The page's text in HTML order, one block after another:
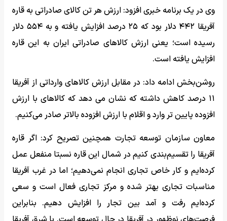
وی در یک برنامه خبری افزود: ارزش هر تن کالای صادراتی به قاره
آفریقا ۴۴۲ دلار بود که ۲۵ درصد افزایش یافته و به ۵۵۴ دلار
رسیده است؛ یعنی ارزش کالاهای صادراتی ایران به این قاره
افزایش یافته است.
روشن‌بخش ادامه داد: در مقابل ارزش کالاهای وارداتی از آفریقا
۱۱ درصد کاهش داشته که نشان می دهد که کالاهای با ارزش
افزوده پایین تر وارد و اقلام با ارزش افزوده بالاتر صادر می‌کنیم.
معاون سازمان توسعه تجارت همچنین تصریح کرد: اگر قاره
آفریقا را تقسیم‌بندی کنیم در شمال این قاره نسبتا منفعل عمل
کرده‌ایم و کار خاص تجاری انجام نمی‌دهیم؛ اما در غرب آفریقا
مناسبات تجاری بهتر شده و مرکز تجاری فعال است و سعی
کرده‌ایم رفت و آمد بین تجار را افزایش دهیم. بنابراین